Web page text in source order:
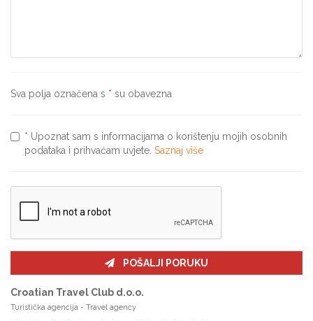
Sva polja označena s * su obavezna
* Upoznat sam s informacijama o korištenju mojih osobnih
podataka i prihvaćam uvjete. Saznaj više
POŠALJI PORUKU
Croatian Travel Club d.o.o.
Turistička agencija - Travel agency